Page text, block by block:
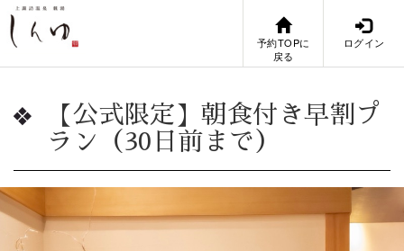
予約TOPに
戻る
ログイン
【公式限定】朝食付き早割プ
ラン（30日前まで）